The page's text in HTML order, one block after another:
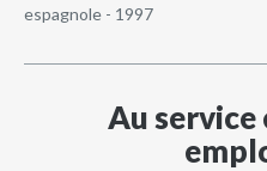
espagnole - 1997
Au service